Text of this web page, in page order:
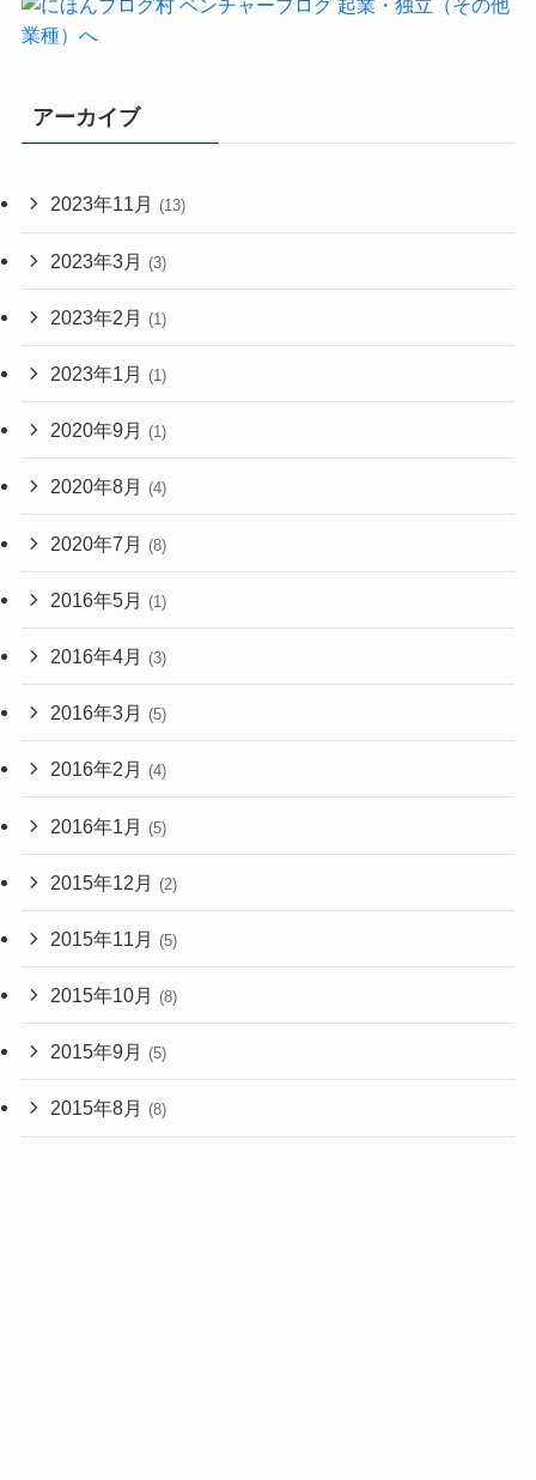
アーカイブ
2023年11月 (13)
2023年3月 (3)
2023年2月 (1)
2023年1月 (1)
2020年9月 (1)
2020年8月 (4)
2020年7月 (8)
2016年5月 (1)
2016年4月 (3)
2016年3月 (5)
2016年2月 (4)
2016年1月 (5)
2015年12月 (2)
2015年11月 (5)
2015年10月 (8)
2015年9月 (5)
2015年8月 (8)